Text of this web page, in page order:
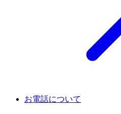
お電話について